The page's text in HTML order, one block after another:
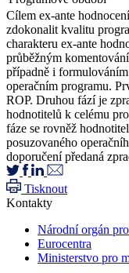
Cílem ex-ante
zdokonalit kvalitu
charakteru ex-ante
průběžným
případně i
operačním programu.
ROP. Druhou fází je
hodnotitelů k celému
fáze se rovněž
posuzovaného
doporučení předaná
Tisknout
Kontakty
Národní orgán
Eurocentra
Ministerstvo pro